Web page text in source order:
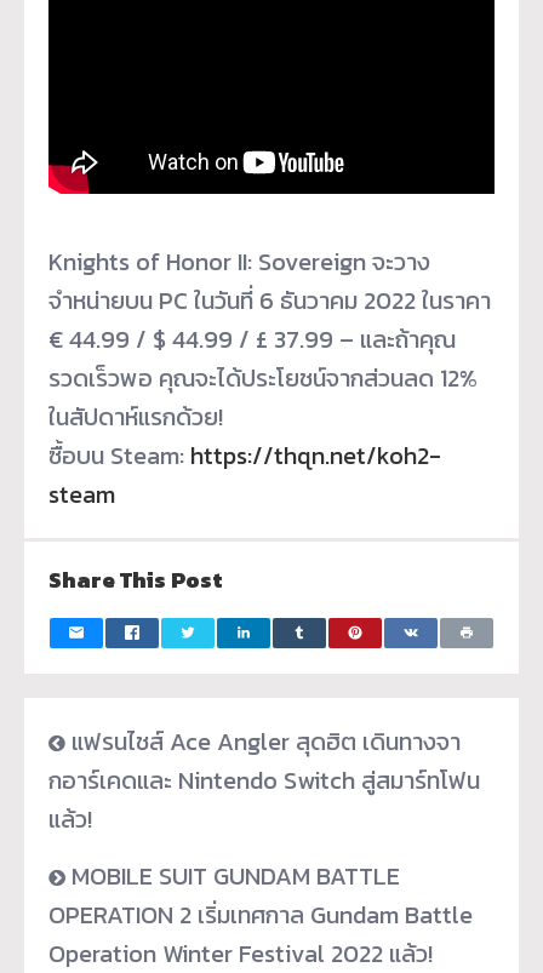
Knights of Honor II: Sovereign จะวาง
จำหน่ายบน PC ในวันที่ 6 ธันวาคม 2022 ในราคา
€ 44.99 / $ 44.99 / £ 37.99 – และถ้าคุณ
รวดเร็วพอ คุณจะได้ประโยชน์จากส่วนลด 12%
ในสัปดาห์แรกด้วย!
ซื้อบน Steam: https://thqn.net/koh2-
steam
Share This Post
แฟรนไชส์ Ace Angler สุดฮิต เดินทางจา
กอาร์เคดและ Nintendo Switch สู่สมาร์ทโฟน
แล้ว!
MOBILE SUIT GUNDAM BATTLE
OPERATION 2 เริ่มเทศกาล Gundam Battle
Operation Winter Festival 2022 แล้ว!